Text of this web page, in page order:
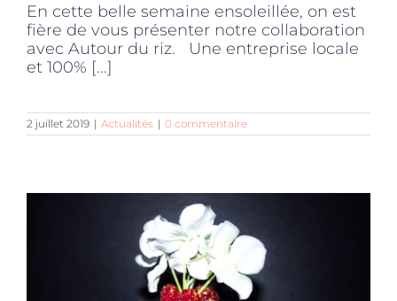
En cette belle semaine ensoleillée, on est
fière de vous présenter notre collaboration
avec Autour du riz. Une entreprise locale
et 100% [...]
2 juillet 2019 | Actualités | 0 commentaire